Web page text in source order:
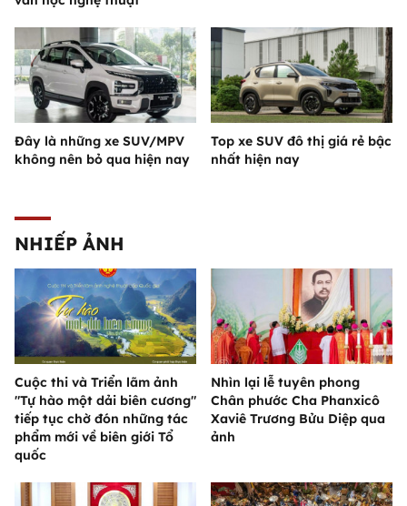
Đây là những xe SUV/MPV
không nên bỏ qua hiện nay
Top xe SUV đô thị giá rẻ bậc
nhất hiện nay
NHIẾP ẢNH
Cuộc thi và Triển lãm ảnh
"Tự hào một dải biên cương"
tiếp tục chờ đón những tác
phẩm mới về biên giới Tổ
quốc
Nhìn lại lễ tuyên phong
Chân phước Cha Phanxicô
Xaviê Trương Bửu Diệp qua
ảnh